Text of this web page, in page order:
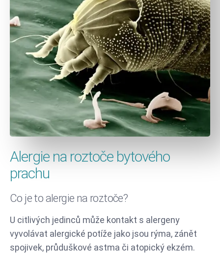
Alergie na roztoče bytového
prachu
Co je to alergie na roztoče?
U citlivých jedinců může kontakt s alergeny
vyvolávat alergické potíže jako jsou rýma, zánět
spojivek, průduškové astma či atopický ekzém.